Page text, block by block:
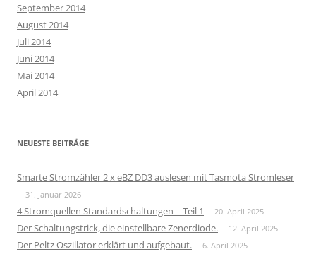
September 2014
August 2014
Juli 2014
Juni 2014
Mai 2014
April 2014
NEUESTE BEITRÄGE
Smarte Stromzähler 2 x eBZ DD3 auslesen mit Tasmota Stromleser
31. Januar 2026
4 Stromquellen Standardschaltungen – Teil 1 20. April 2025
Der Schaltungstrick, die einstellbare Zenerdiode. 12. April 2025
Der Peltz Oszillator erklärt und aufgebaut. 6. April 2025